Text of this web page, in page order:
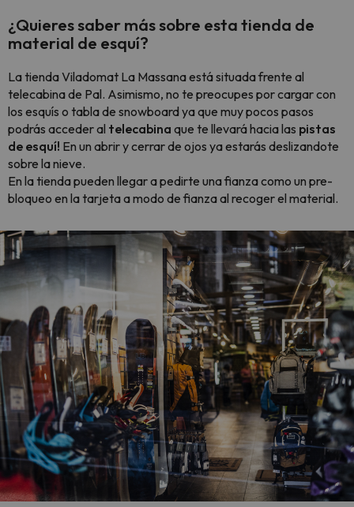
¿Quieres saber más sobre esta tienda de
material de esquí?
La tienda Viladomat La Massana está situada frente al
telecabina de Pal. Asimismo, no te preocupes por cargar con
los esquís o tabla de snowboard ya que muy pocos pasos
podrás acceder al telecabina que te llevará hacia las pistas
de esquí! En un abrir y cerrar de ojos ya estarás deslizandote
sobre la nieve.
En la tienda pueden llegar a pedirte una fianza como un pre-
bloqueo en la tarjeta a modo de fianza al recoger el material.